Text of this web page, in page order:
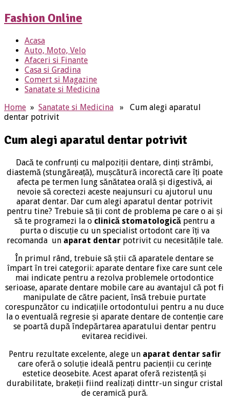
Fashion Online
Acasa
Auto, Moto, Velo
Afaceri si Finante
Casa si Gradina
Comert si Magazine
Sanatate si Medicina
Home » Sanatate si Medicina » Cum alegi aparatul
dentar potrivit
Cum alegi aparatul dentar potrivit
Dacă te confrunți cu malpoziții dentare, dinți strâmbi,
diastemă (stungăreață), mușcătură incorectă care îți poate
afecta pe termen lung sănătatea orală și digestivă, ai
nevoie să corectezi aceste neajunsuri cu ajutorul unu
aparat dentar. Dar cum alegi aparatul dentar potrivit
pentru tine? Trebuie să ții cont de problema pe care o ai și
să te programezi la o clinică stomatologică pentru a
purta o discuție cu un specialist ortodont care îți va
recomanda un aparat dentarpotrivit cu necesitățile tale.
În primul rând, trebuie să știi că aparatele dentare se
împart în trei categorii: aparate dentare fixe care sunt cele
mai indicate pentru a rezolva problemele ortodontice
serioase, aparate dentare mobile care au avantajul că pot fi
manipulate de către pacient, însă trebuie purtate
corespunzător cu indicațiile ortodontului pentru a nu duce
la o eventuală regresie și aparate dentare de contenție care
se poartă după îndepărtarea aparatului dentar pentru
evitarea recidivei.
Pentru rezultate excelente, alege un aparat dentar safir
care oferă o soluție ideală pentru pacienții cu cerințe
estetice deosebite. Acest aparat oferă rezistență și
durabilitate, brakeții fiind realizați dinttr-un singur cristal
de ceramică pură.